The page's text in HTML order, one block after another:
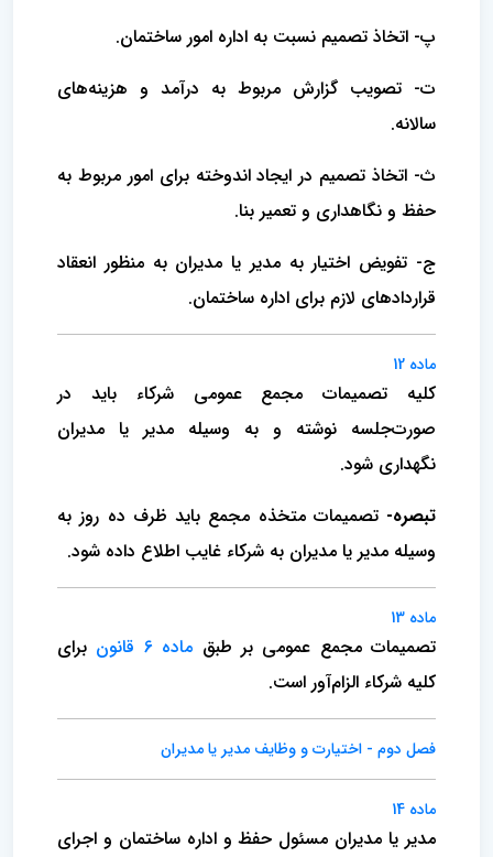
پ- اتخاذ تصمیم نسبت به اداره امور ساختمان‌.
ت- تصویب گزارش مربوط به درآمد و هزینه‌های
سالانه‌.
ث- اتخاذ تصمیم در ایجاد اندوخته برای امور مربوط به
حفظ و نگاهداری و تعمیر بنا.
ج- تفویض اختیار به مدیر یا مدیران به منظور انعقاد
قراردادهای‌ لازم برای اداره ساختمان‌.
ماده 12
کلیه تصمیمات مجمع عمومی شرکاء باید در
صورت‌جلسه نوشته و به وسیله مدیر یا مدیران
نگهداری شود.
تبصره- تصمیمات متخذه مجمع باید ظرف ده روز به
وسیله‌ مدیر یا مدیران به شرکاء غایب اطلاع داده شود.
ماده 13
تصمیمات مجمع عمومی بر طبق ماده 6 قانون
برای‌
کلیه شرکاء الزام‌آور است‌.
فصل دوم‌ - اختیارت و وظایف مدیر یا مدیران‌
ماده 14
مدیر یا مدیران مسئول حفظ و اداره ساختمان و اجرای